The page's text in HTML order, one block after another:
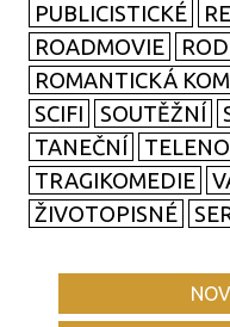
PUBLICISTICKÉ
ROADMOVIE
ROMANTICKÁ
SCIFI
SOUTĚŽNÍ
TANEČNÍ
TRAGIKOMEDIE
ŽIVOTOPISNÉ